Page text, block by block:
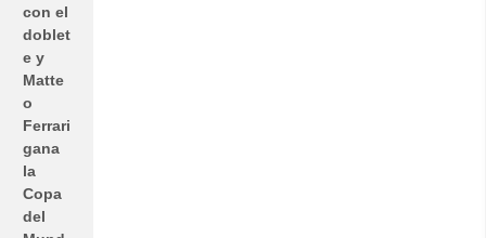
con el
doblet
e y
Matte
o
Ferrari
gana
la
Copa
del